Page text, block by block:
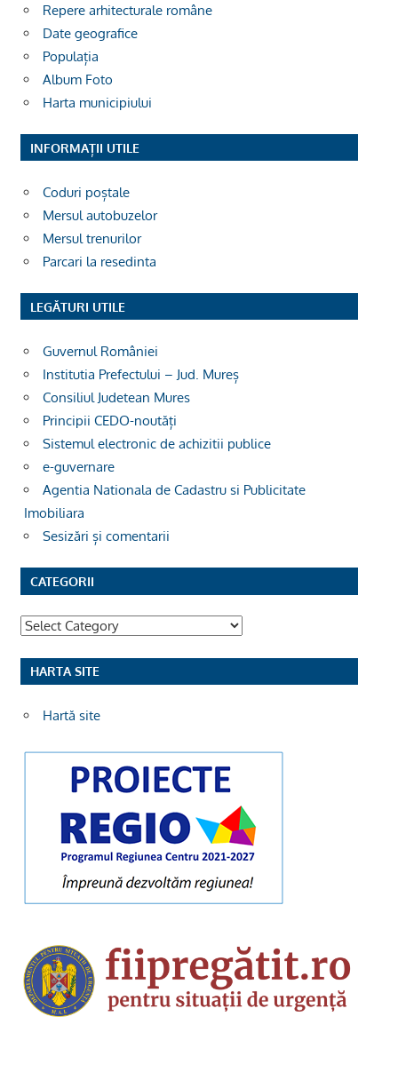
Repere arhitecturale române
Date geografice
Populația
Album Foto
Harta municipiului
INFORMAȚII UTILE
Coduri poștale
Mersul autobuzelor
Mersul trenurilor
Parcari la resedinta
LEGĂTURI UTILE
Guvernul României
Institutia Prefectului – Jud. Mureș
Consiliul Judetean Mures
Principii CEDO-noutăți
Sistemul electronic de achizitii publice
e-guvernare
Agentia Nationala de Cadastru si Publicitate
Imobiliara
Sesizări și comentarii
CATEGORII
Categorii
HARTA SITE
Hartă site